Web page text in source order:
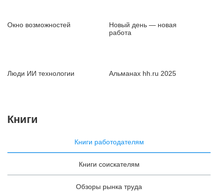
Окно возможностей
Новый день — новая
работа
Люди ИИ технологии Альманах hh.ru 2025
Книги
Книги работодателям
Книги соискателям
Обзоры рынка труда